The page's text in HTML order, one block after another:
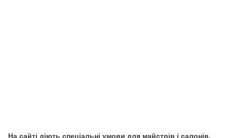
На сайті діють спеціальні умови для майстрів і салонів.